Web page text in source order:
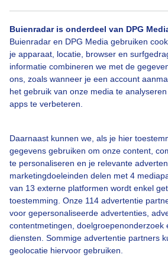
Buienradar is onderdeel van DPG
Buienradar en DPG Media gebruiken
je apparaat, locatie, browser en
informatie combineren we met de
ons, zoals wanneer je een account
het gebruik van onze media te
apps te verbeteren.
Daarnaast kunnen we, als je hier
gegevens gebruiken om onze content,
te personaliseren en je relevante
marketingdoeleinden delen met 4
van 13 externe platformen wordt enkel
toestemming. Onze 114 advertentie
voor gepersonaliseerde advertenties,
contentmetingen, doelgroepenonderzoek
diensten. Sommige advertentie partners
geolocatie hiervoor gebruiken.
Hoogwater Blauwelucht
Bekijk slideshow
Een moment geduld